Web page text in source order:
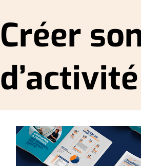
Créer
d’activité